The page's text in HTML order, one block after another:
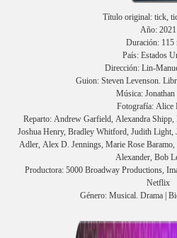
Título original: tick,
Año: 2021
Duración: 115
País: Estados
Dirección: Lin-
Guion: Steven Levenson.
Música:
Fotografía: Alice
Reparto: Andrew Garfield, Alexandra Shipp,
Joshua Henry, Bradley Whitford, Judith Light,
Adler, Alex D. Jennings, Marie Rose
Alexander, Bob
Productora: 5000 Broadway Productions,
Netflix
Género: Musical. Drama |